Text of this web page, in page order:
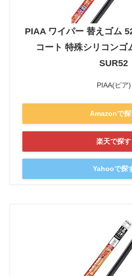
PIAA ワイパー 替えゴム
コート 特殊シリコンゴ
SUR52
PIAA(ピア)
Amazonで探
楽天で探す
Yahooで探